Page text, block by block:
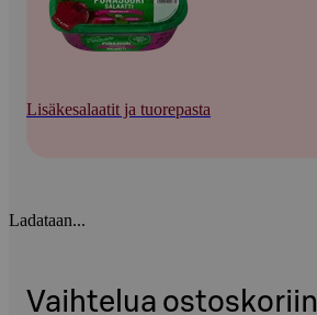
Lisäkesalaatit ja tuorepasta
Ladataan...
Vaihtelua ostoskoriin